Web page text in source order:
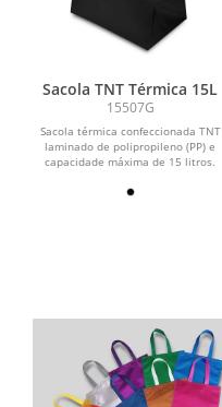
Sacola TNT Térmica 15L
15507G
Sacola térmica confeccionada TNT
laminado de polipropileno (PP) e
capacidade máxima de 15 litros.